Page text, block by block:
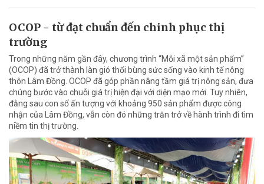
OCOP - từ đạt chuẩn đến chinh phục thị
trường
Trong những năm gần đây, chương trình “Mỗi xã một sản phẩm”
(OCOP) đã trở thành làn gió thổi bùng sức sống vào kinh tế nông
thôn Lâm Đồng. OCOP đã góp phần nâng tầm giá trị nông sản, đưa
chúng bước vào chuỗi giá trị hiện đại với diện mạo mới. Tuy nhiên,
đằng sau con số ấn tượng với khoảng 950 sản phẩm được công
nhận của Lâm Đồng, vẫn còn đó những trăn trở về hành trình đi tìm
niềm tin thị trường.